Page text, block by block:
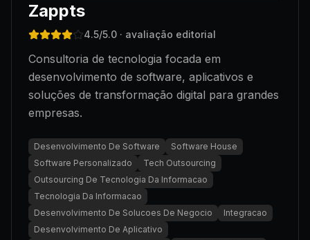
Zappts
4.5/5.0 · avaliação editorial
Consultoria de tecnologia focada em
desenvolvimento de software, aplicativos e
soluções de transformação digital para grandes
empresas.
Desenvolvimento De Software
Software House
Software Personalizado
Tech Outsourcing
Outsourcing De Tecnologia Da Informacao
Tecnologia Da Informacao
Desenvolvimento De Solucoes De Negocio
Integracao
Desenvolvimento De Aplicativo